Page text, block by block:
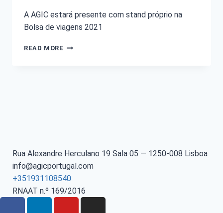
A AGIC estará presente com stand próprio na
Bolsa de viagens 2021
READ MORE
Rua Alexandre Herculano 19 Sala 05 — 1250-008 Lisboa
info@agicportugal.com
+351931108540
RNAAT n.º 169/2016